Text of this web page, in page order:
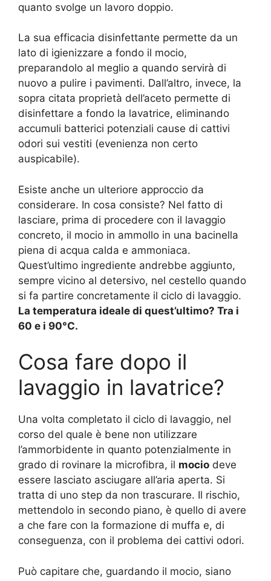
quanto svolge un lavoro doppio.
La sua efficacia disinfettante permette da un
lato di igienizzare a fondo il mocio,
preparandolo al meglio a quando servirà di
nuovo a pulire i pavimenti. Dall’altro, invece, la
sopra citata proprietà dell’aceto permette di
disinfettare a fondo la lavatrice, eliminando
accumuli batterici potenziali cause di cattivi
odori sui vestiti (evenienza non certo
auspicabile).
Esiste anche un ulteriore approccio da
considerare. In cosa consiste? Nel fatto di
lasciare, prima di procedere con il lavaggio
concreto, il mocio in ammollo in una bacinella
piena di acqua calda e ammoniaca.
Quest’ultimo ingrediente andrebbe aggiunto,
sempre vicino al detersivo, nel cestello quando
si fa partire concretamente il ciclo di lavaggio.
La temperatura ideale di quest’ultimo? Tra i
60 e i 90°C.
Cosa fare dopo il
lavaggio in lavatrice?
Una volta completato il ciclo di lavaggio, nel
corso del quale è bene non utilizzare
l’ammorbidente in quanto potenzialmente in
grado di rovinare la microfibra, il mocio deve
essere lasciato asciugare all’aria aperta. Si
tratta di uno step da non trascurare. Il rischio,
mettendolo in secondo piano, è quello di avere
a che fare con la formazione di muffa e, di
conseguenza, con il problema dei cattivi odori.
Può capitare che, guardando il mocio, siano